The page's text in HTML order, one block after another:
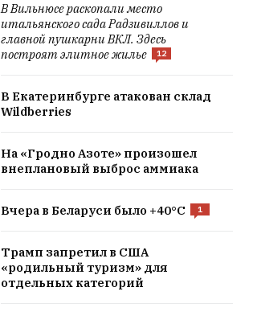
В Вильнюсе раскопали место
итальянского сада Радзивиллов и
главной пушкарни ВКЛ. Здесь
построят элитное жилье
12
В Екатеринбурге атакован склад
Wildberries
На «Гродно Азоте» произошел
внеплановый выброс аммиака
Вчера в Беларуси было +40°C 1
Трамп запретил в США
«родильный туризм» для
отдельных категорий